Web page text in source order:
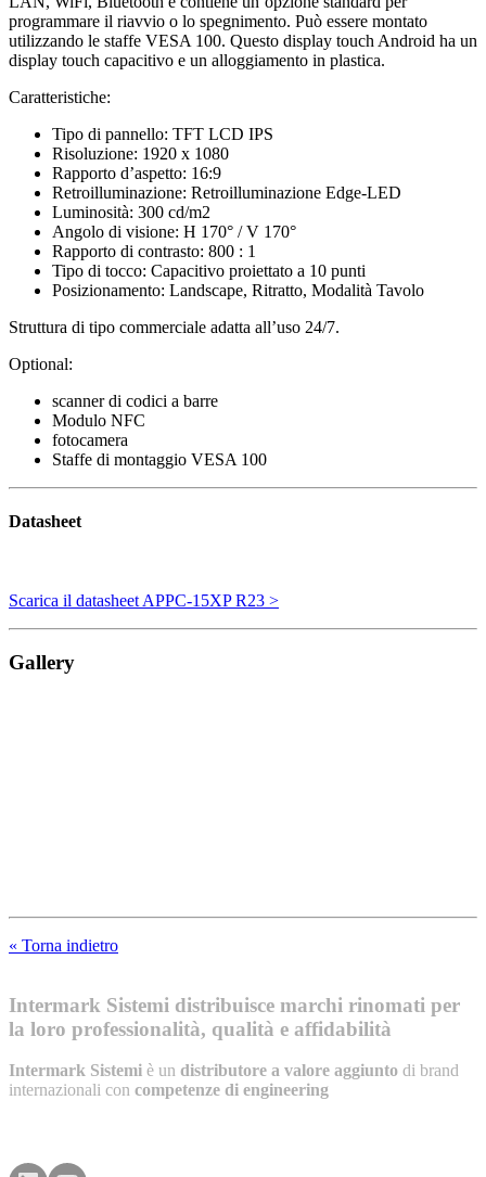
programmare il riavvio o lo spegnimento. Può essere montato
utilizzando le staffe VESA 100. Questo display touch Android ha un
display touch capacitivo e un alloggiamento in plastica.
Caratteristiche:
Tipo di pannello: TFT LCD IPS
Risoluzione: 1920 x 1080
Rapporto d’aspetto: 16:9
Retroilluminazione: Retroilluminazione Edge-LED
Luminosità: 300 cd/m2
Angolo di visione: H 170° / V 170°
Rapporto di contrasto: 800 : 1
Tipo di tocco: Capacitivo proiettato a 10 punti
Posizionamento: Landscape, Ritratto, Modalità Tavolo
Struttura di tipo commerciale adatta all’uso 24/7.
Optional:
scanner di codici a barre
Modulo NFC
fotocamera
Staffe di montaggio VESA 100
Datasheet
Scarica il datasheet APPC-15XP R23 >
Gallery
« Torna indietro
Intermark Sistemi distribuisce marchi rinomati per
la loro professionalità, qualità e affidabilità
Intermark Sistemi è un distributore a valore aggiunto di brand
internazionali con competenze di engineering